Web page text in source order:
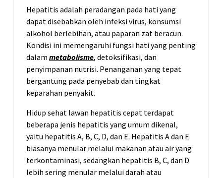
Hepatitis adalah peradangan pada hati yang
dapat disebabkan oleh infeksi virus, konsumsi
alkohol berlebihan, atau paparan zat beracun.
Kondisi ini memengaruhi fungsi hati yang penting
dalam metabolisme, detoksifikasi, dan
penyimpanan nutrisi. Penanganan yang tepat
bergantung pada penyebab dan tingkat
keparahan penyakit.
Hidup sehat lawan hepatitis cepat terdapat
beberapa jenis hepatitis yang umum dikenal,
yaitu hepatitis A, B, C, D, dan E. Hepatitis A dan E
biasanya menular melalui makanan atau air yang
terkontaminasi, sedangkan hepatitis B, C, dan D
lebih sering menular melalui darah atau